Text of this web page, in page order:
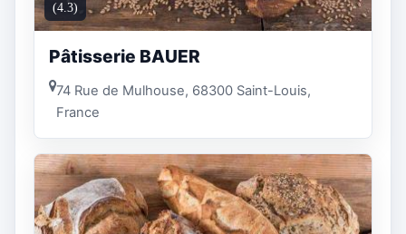
(4.3)
Pâtisserie BAUER
74 Rue de Mulhouse, 68300 Saint-Louis,
France